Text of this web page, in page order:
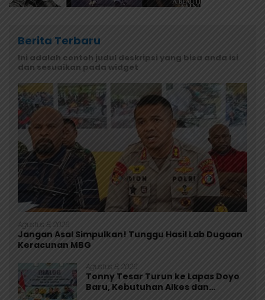
Berita Terbaru
Ini adalah contoh judul deskripsi yang bisa anda isi
dan sesuaikan pada widget
Agustus 8, 2026
Jangan Asal Simpulkan! Tunggu Hasil Lab Dugaan
Keracunan MBG
Agustus 8, 2026
Tonny Tesar Turun ke Lapas Doyo
Baru, Kebutuhan Alkes dan